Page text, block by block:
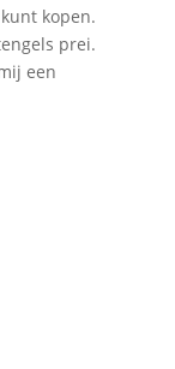
kopen.
prei.
een